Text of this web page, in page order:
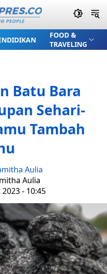
FOOD &
TRAVELING
Batu Bara
Sehari-
Tambah
Aulia
Aulia
- 10:45